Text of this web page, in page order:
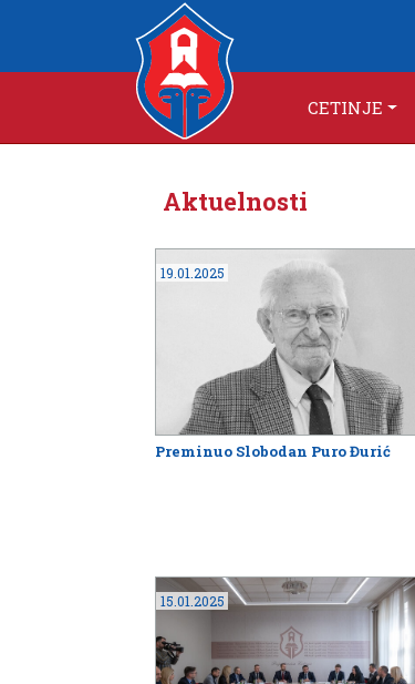
CETINJE
Aktuelnosti
19.01.2025
Preminuo Slobodan Puro Đurić
15.01.2025